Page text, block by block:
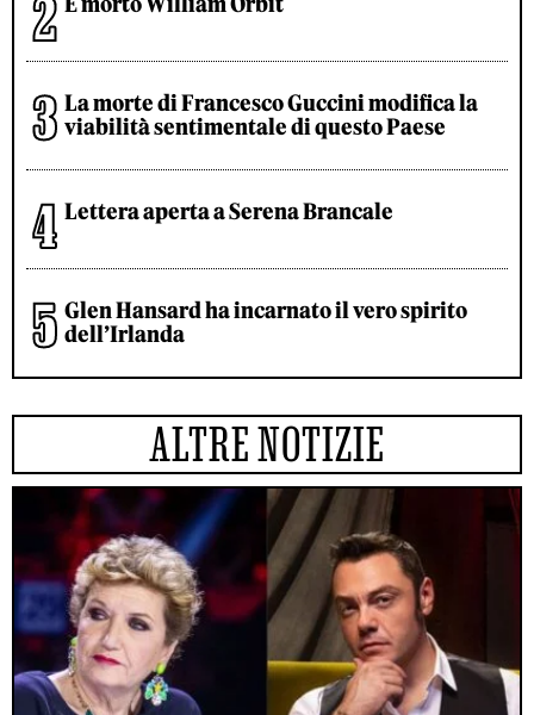
La morte di Francesco Guccini modifica la
viabilità sentimentale di questo Paese
Lettera aperta a Serena Brancale
Glen Hansard ha incarnato il vero spirito
dell’Irlanda
ALTRE NOTIZIE